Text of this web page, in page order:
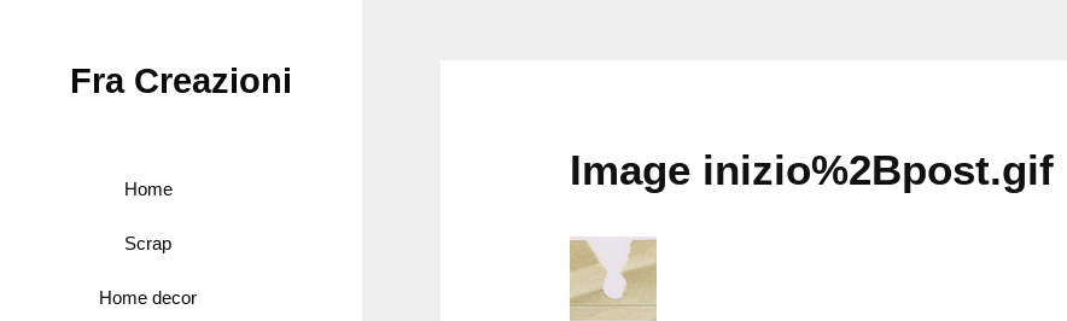
Fra Creazioni
Home
Scrap
Home decor
Image inizio%2Bpost.gif